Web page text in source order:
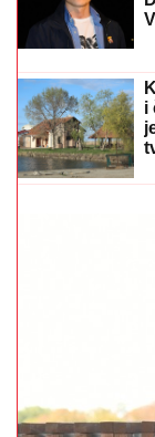
"NIJE IH BILO
Marinković
"Želi da bude